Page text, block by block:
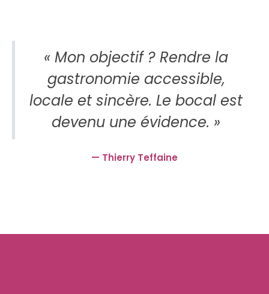
« Mon objectif ? Rendre la
gastronomie accessible,
locale et sincère. Le bocal est
devenu une évidence. »
— Thierry Teffaine